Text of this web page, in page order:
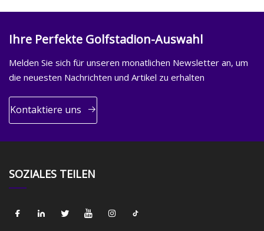
Ihre Perfekte Golfstadion-Auswahl
Melden Sie sich für unseren monatlichen Newsletter an, um
die neuesten Nachrichten und Artikel zu erhalten
Kontaktiere uns
SOZIALES TEILEN